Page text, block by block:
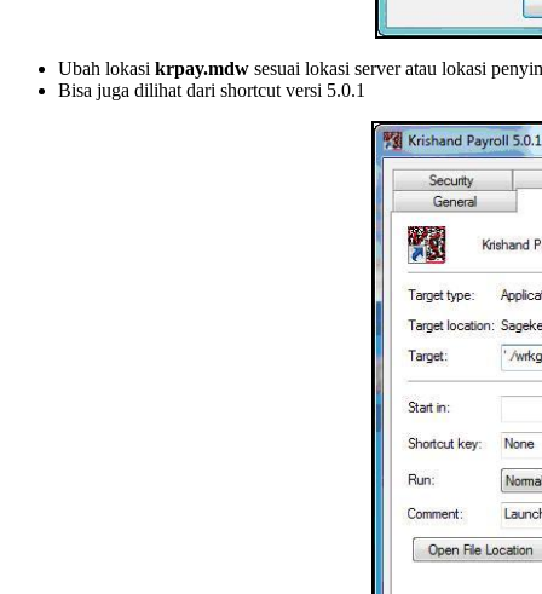
Ubah lokasi krpay.mdw sesuai lokasi server atau lokasi
Bisa juga dilihat dari shortcut versi 5.0.1